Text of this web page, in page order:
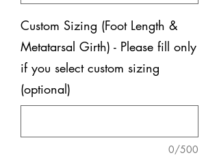
Custom Sizing (Foot Length &
Metatarsal Girth) - Please fill only
if you select custom sizing
(optional)
0/500